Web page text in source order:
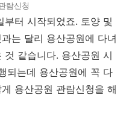
람신청
부터 시작되었죠. 토양 및
는 달리 용산공원에 다녀
같습니다. 용산공원 시
되는데 용산공원에 꼭 다
용산공원 관람신청을 해